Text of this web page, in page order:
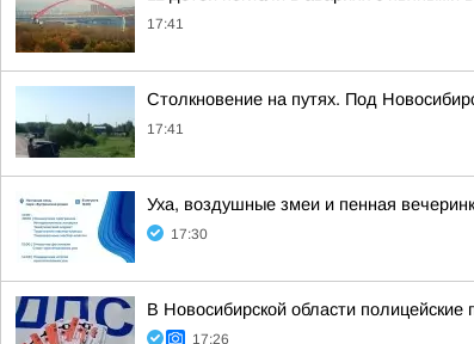
17:41
Столкновение на путях. Под
17:41
Уха, воздушные змеи и пенная
17:30
В Новосибирской области
17:26